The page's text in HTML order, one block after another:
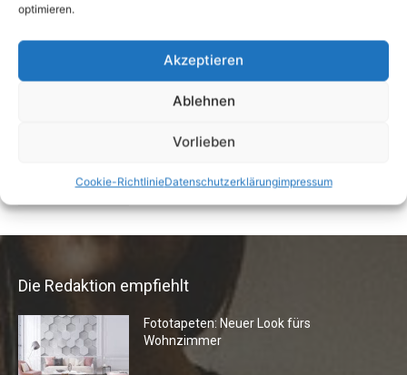
optimieren.
Akzeptieren
Ablehnen
Vorlieben
Cookie-RichtlinieDatenschutzerklärungimpressum
17. August 2009
Rechtstipp: Grundbucheinsicht nur bei
13. Oktober 2016
Die Redaktion empfiehlt
Fototapeten: Neuer Look fürs
Wohnzimmer